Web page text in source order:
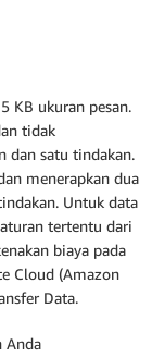
KB ukuran pesan.
tidak
dan satu tindakan.
menerapkan dua
Untuk data
tertentu dari
biaya pada
Cloud (Amazon
Data.
Anda